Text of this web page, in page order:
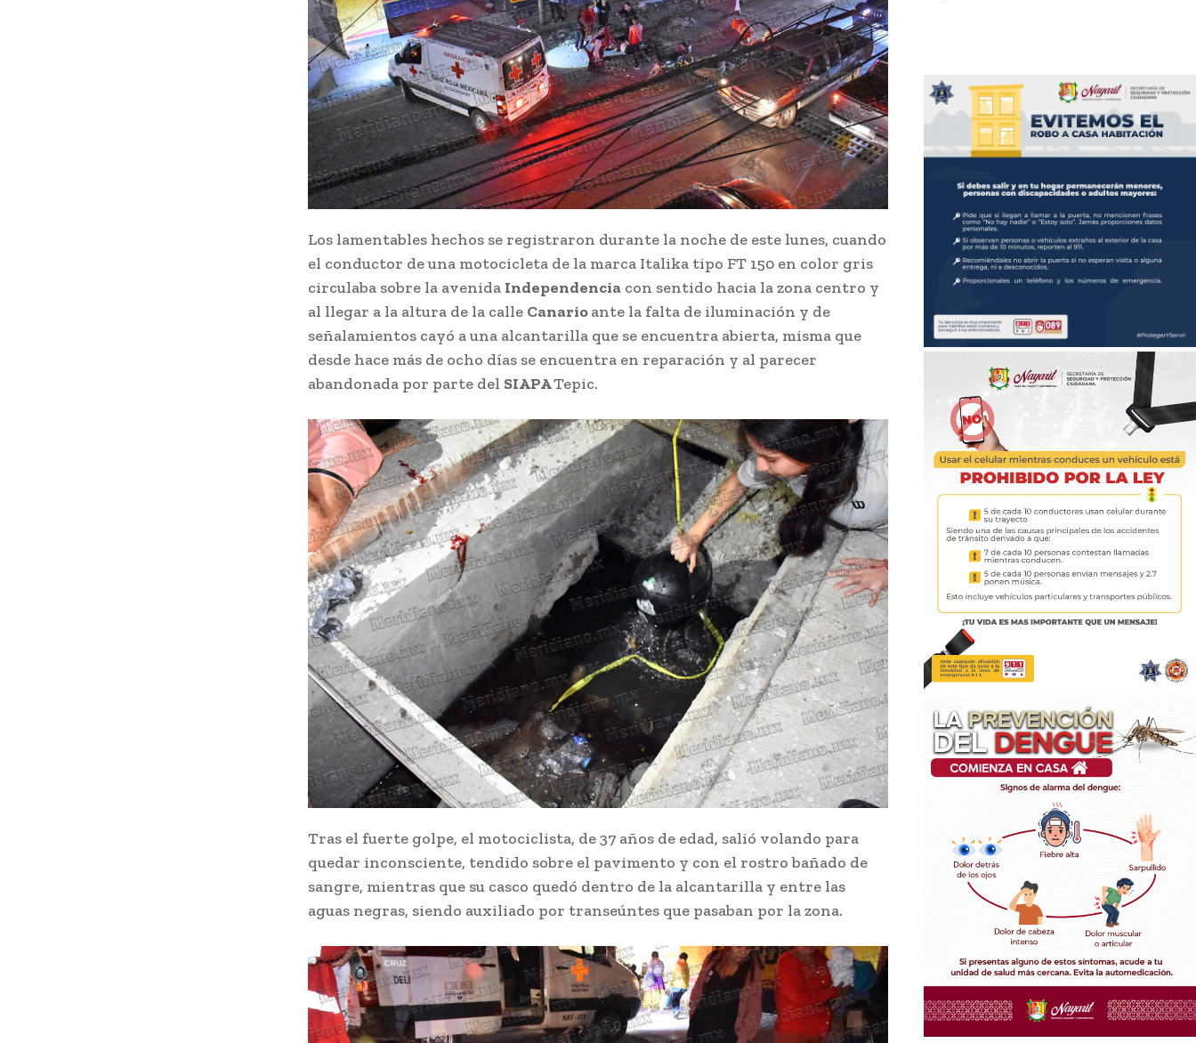
Los lamentables hechos se registraron durante la noche de este lunes, cuando
el conductor de una motocicleta de la marca Italika tipo FT 150 en color gris
circulaba sobre la avenida Independencia con sentido hacia la zona centro y
al llegar a la altura de la calle Canarioante la falta de iluminación y de
señalamientos cayó a una alcantarilla que se encuentra abierta, misma que
desde hace más de ocho días se encuentra en reparación y al parecer
abandonada por parte del SIAPATepic.
Tras el fuerte golpe, el motociclista, de 37 años de edad, salió volando para
quedar inconsciente, tendido sobre el pavimento y con el rostro bañado de
sangre, mientras que su casco quedó dentro de la alcantarilla y entre las
aguas negras, siendo auxiliado por transeúntes que pasaban por la zona.